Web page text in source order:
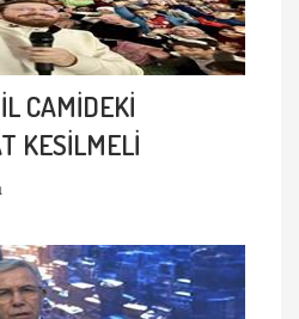
CAMİDEKİ
KESİLMELİ